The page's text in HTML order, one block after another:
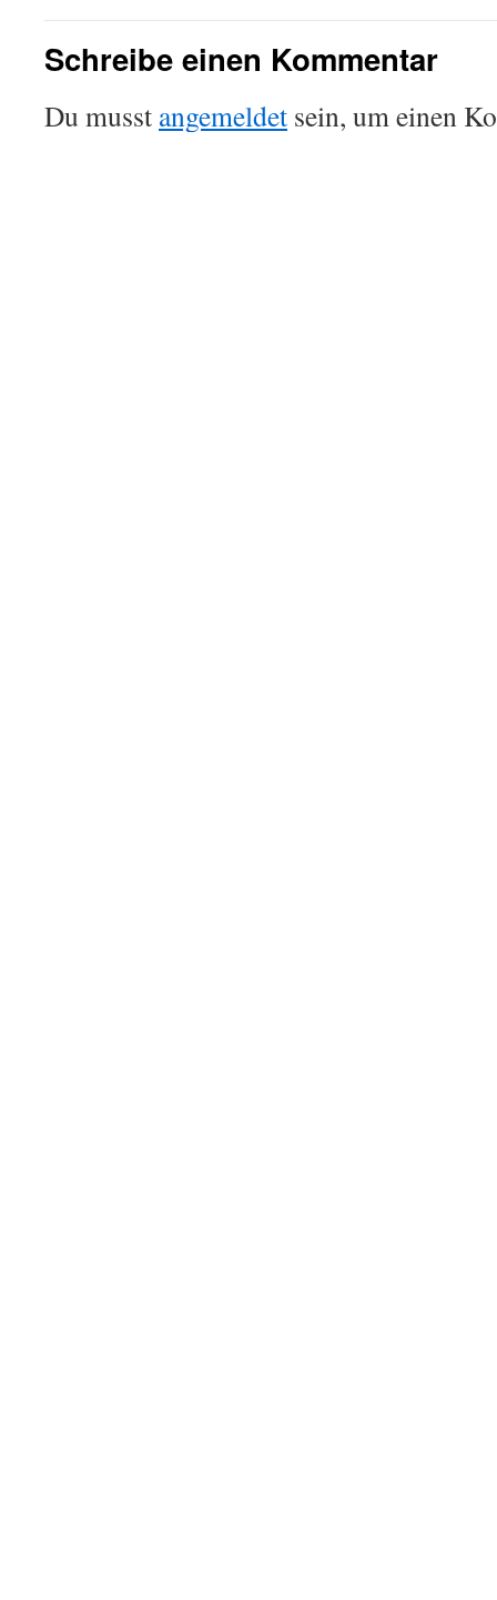
Schreibe einen Kommentar
Du musst angemeldet sein, um einen